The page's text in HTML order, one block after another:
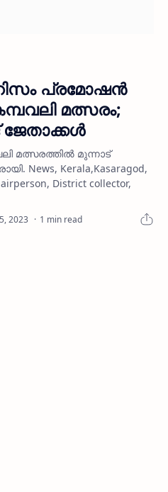
പ്രമോഷന്‍
മത്സരം;
മത്സരത്തില്‍ മുന്നാട്
News, Kerala,Kasaragod,
District collector,
1 min read